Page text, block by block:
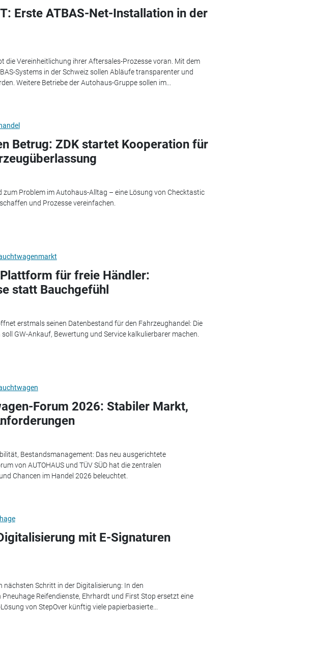
Erste ATBAS-Net-Installation in der
die Vereinheitlichung ihrer Aftersales-Prozesse voran. Mit dem
Systems in der Schweiz sollen Abläufe transparenter und
Weitere Betriebe der Autohaus-Gruppe sollen im...
Betrug: ZDK startet Kooperation für
Problem im Autohaus-Alltag – eine Lösung von Checktastic
und Prozesse vereinfachen.
für freie Händler:
statt Bauchgefühl
erstmals seinen Datenbestand für den Fahrzeughandel: Die
GW-Ankauf, Bewertung und Service kalkulierbarer machen.
Forum 2026: Stabiler Markt,
Bestandsmanagement: Das neu ausgerichtete
von AUTOHAUS und TÜV SÜD hat die zentralen
Chancen im Handel 2026 beleuchtet.
mit E-Signaturen
nächsten Schritt in der Digitalisierung: In den
Reifendienste, Ehrhardt und First Stop ersetzt eine
von StepOver künftig viele papierbasierte...